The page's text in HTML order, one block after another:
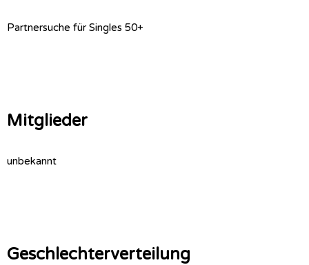
Partnersuche für Singles 50+
Mitglieder
unbekannt
Geschlechterverteilung